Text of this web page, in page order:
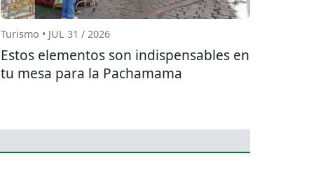
Turismo • JUL 31 / 2026
Estos elementos son indispensables en
tu mesa para la Pachamama